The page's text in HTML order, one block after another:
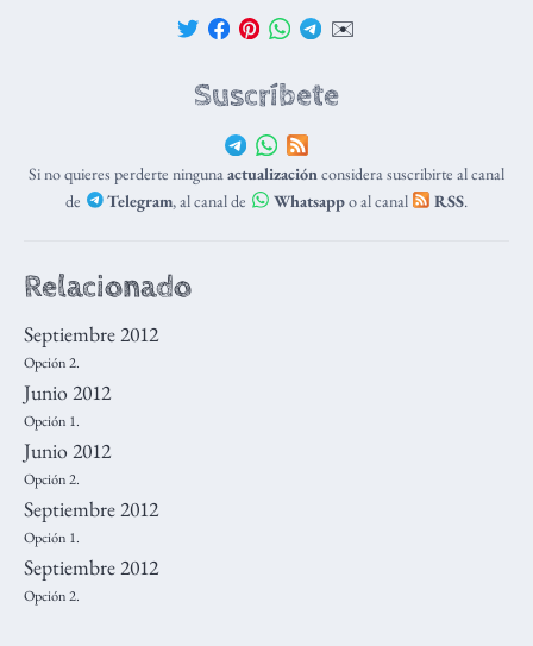
✉️
Suscríbete
Si no quieres perderte ningunaactualizaciónconsidera suscribirte al canal
de
Telegram, al canal de Whatsappo al canal RSS.
Relacionado
Septiembre 2012
Opción 2.
Junio 2012
Opción 1.
Junio 2012
Opción 2.
Septiembre 2012
Opción 1.
Septiembre 2012
Opción 2.